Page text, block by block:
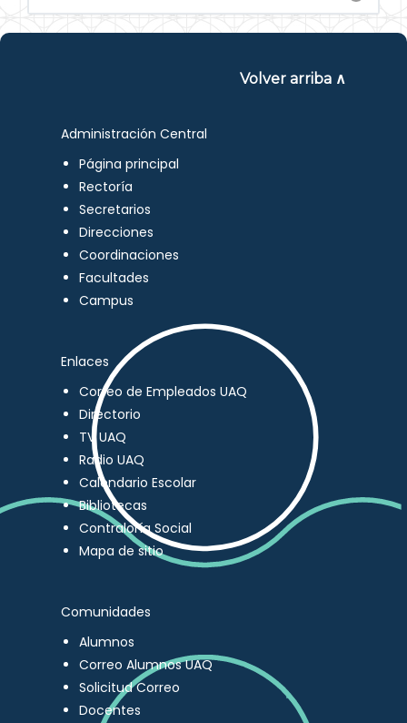
Volver arriba ∧
Administración Central
Página principal
Rectoría
Secretarios
Direcciones
Coordinaciones
Facultades
Campus
Enlaces
Correo de Empleados UAQ
Directorio
TV UAQ
Radio UAQ
Calendario Escolar
Bibliotecas
Contraloría Social
Mapa de sitio
Comunidades
Alumnos
Correo Alumnos UAQ
Solicitud Correo
Docentes